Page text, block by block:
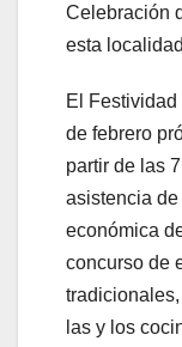
Celebración
esta
El
de febrero
partir de las
asistencia
económica
concurso de
las y los